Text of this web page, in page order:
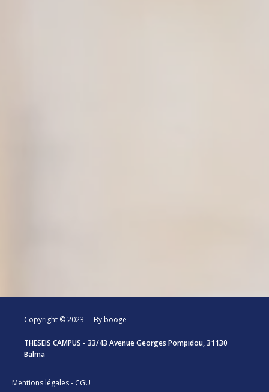
Copyright © 2023 - By booge
THESEIS CAMPUS - 33/43 Avenue Georges Pompidou, 31130
Balma
Mentions légales- CGU